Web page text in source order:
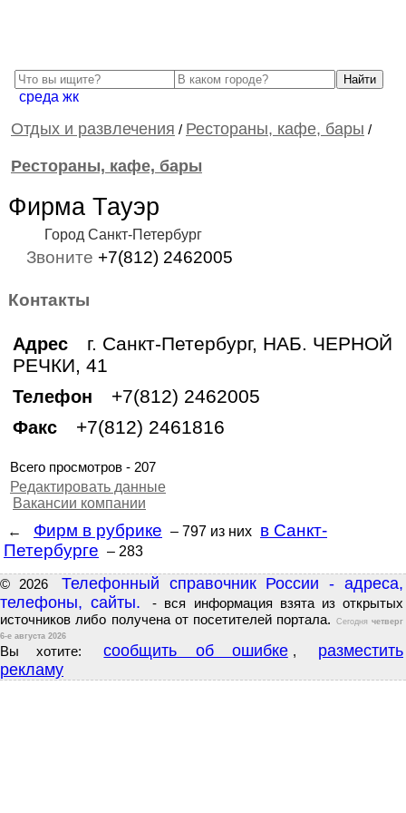
среда жк
Отдых и развлечения / Рестораны, кафе, бары /
Рестораны, кафе, бары
Фирма Тауэр
Город Санкт-Петербург
Звоните +7(812) 2462005
Контакты
Адрес
г. Санкт-Петербург, НАБ. ЧЕРНОЙ
РЕЧКИ, 41
Телефон +7(812) 2462005
Факс +7(812) 2461816
Всего просмотров - 207
Редактировать данные
Вакансии компании
←
Фирм в рубрике – 797 из них в Санкт-
Петербурге – 283
© 2026
Телефонный справочник России - адреса,
телефоны, сайты.
- вся информация взята из открытых
источников либо получена от посетителей портала.
Сегоднячетверг
6-е августа 2026
Вы хотите: сообщить об ошибке ,
разместить
рекламу